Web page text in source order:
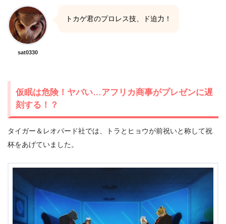
sat0330
トカゲ君のプロレス技、ド迫力！
仮眠は危険！ヤバい…アフリカ商事がプレゼンに遅
刻する！？
タイガー＆レオパード社では、トラとヒョウが前祝いと称して祝
杯をあげていました。